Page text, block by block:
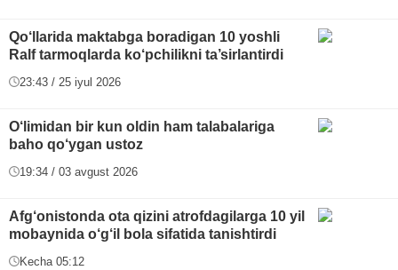
Qo‘llarida maktabga boradigan 10 yoshli
Ralf tarmoqlarda ko‘pchilikni ta’sirlantirdi
23:43 / 25 iyul 2026
O‘limidan bir kun oldin ham talabalariga
baho qo‘ygan ustoz
19:34 / 03 avgust 2026
Afg‘onistonda ota qizini atrofdagilarga 10 yil
mobaynida o‘g‘il bola sifatida tanishtirdi
Kecha 05:12